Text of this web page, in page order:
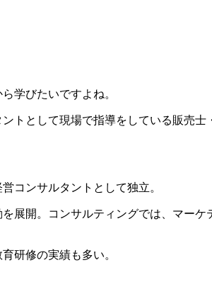
学びたいですよね。
トとして現場で指導をしている販売士
コンサルタントとして独立。
展開。コンサルティングでは、マー
研修の実績も多い。